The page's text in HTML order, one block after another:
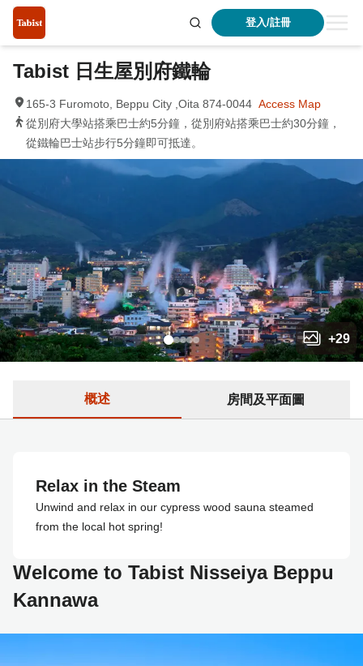
登入/註冊
+29
Tabist 日生屋別府鐵輪
165-3 Furomoto, Beppu City ,Oita 874-0044 Access Map
從別府大學站搭乘巴士約5分鐘，從別府站搭乘巴士約30分鐘，
從鐵輪巴士站步行5分鐘即可抵達。
概述 房間及平面圖
Relax in the Steam
Unwind and relax in our cypress wood sauna steamed
from the local hot spring!
Welcome to Tabist Nisseiya Beppu
Kannawa